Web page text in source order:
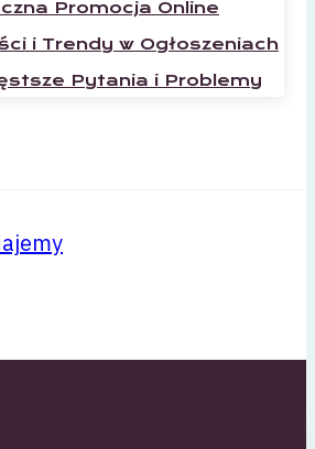
Promocja Online
i Trendy w Ogłoszeniach
Pytania i Problemy